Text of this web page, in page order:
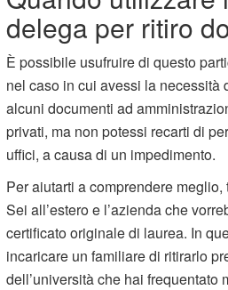
delega per ritiro
È possibile usufruire di questo
nel caso in cui avessi la necessità
alcuni documenti ad
privati, ma non potessi recarti di
uffici, a causa di un impedimento.
Per aiutarti a comprendere
Sei all’estero e l’azienda che
certificato originale di laurea. In
incaricare un familiare di ritirarlo
dell’università che hai frequentato